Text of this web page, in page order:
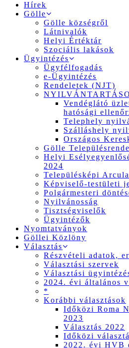
Hírek
Gölle
Gölle községről
Látnivalók
Helyi Értéktár
Szociális lakások
Ügyintézés
Ügyfélfogadás
e-Ügyintézés
Rendeletek (NJT)
Vendéglátó
hatósági
Telephely
Szálláshely
Országos
Gölle
Helyi
2024
Településképi
Képviselő-testületi
Polgármesteri
Nyilvánosság
Tisztségviselők
Ügyintézők
Nyomtatványok
Göllei Közlöny
Választás
Részvételi adatok,
Választási szervek
Választási
2024. évi általános
*
Korábbi választások
Időközi Roma
2023
Választás 2022
Időközi
2022. évi HVB